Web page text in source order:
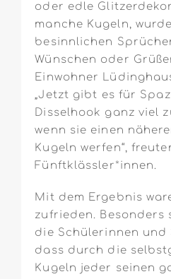
oder edle
manche Kugeln,
besinnlichen
Wünschen oder
Einwohner
„Jetzt gibt es für
Disselhook ganz viel
wenn sie einen
Kugeln werfen“,
Fünftklässler*innen.
Mit dem Ergebnis
zufrieden. Besonders
die Schülerinnen und
dass durch die
Kugeln jeder seinen